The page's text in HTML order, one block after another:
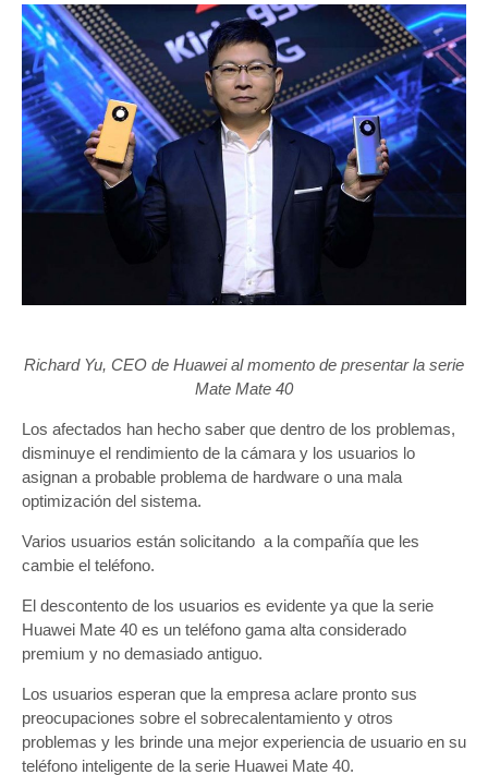
Richard Yu, CEO de Huawei al momento de presentar la serie
Mate Mate 40
Los afectados han hecho saber que dentro de los problemas,
disminuye el rendimiento de la cámara y los usuarios lo
asignan a probable problema de hardware o una mala
optimización del sistema.
Varios usuarios están solicitando a la compañía que les
cambie el teléfono.
El descontento de los usuarios es evidente ya que la serie
Huawei Mate 40 es un teléfono gama alta considerado
premium y no demasiado antiguo.
Los usuarios esperan que la empresa aclare pronto sus
preocupaciones sobre el sobrecalentamiento y otros
problemas y les brinde una mejor experiencia de usuario en su
teléfono inteligente de la serie Huawei Mate 40.